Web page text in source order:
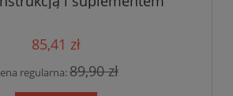
85,41 zł
regularna:89,90 zł